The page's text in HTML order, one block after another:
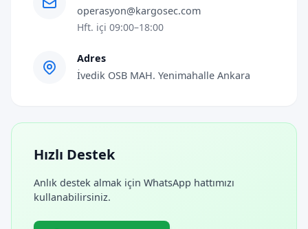
operasyon@kargosec.com
Hft. içi 09:00–18:00
Adres
İvedik OSB MAH. Yenimahalle Ankara
Hızlı Destek
Anlık destek almak için WhatsApp hattımızı
kullanabilirsiniz.